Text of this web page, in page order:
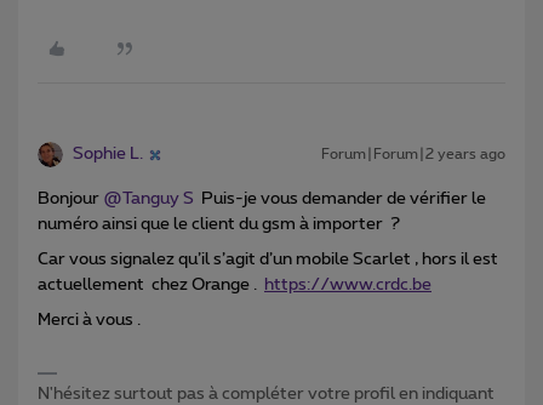
Sophie L. Forum|Forum|2 years ago
Bonjour @Tanguy S Puis-je vous demander de vérifier le
numéro ainsi que le client du gsm à importer ?
Car vous signalez qu’il s’agit d’un mobile Scarlet , hors il est
actuellement chez Orange . https://www.crdc.be
Merci à vous .
N'hésitez surtout pas à compléter votre profil en indiquant